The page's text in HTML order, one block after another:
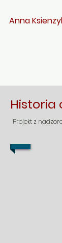
Anna
Historia
Projekt z